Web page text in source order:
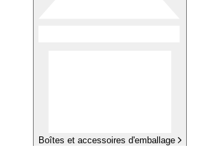
Boîtes et accessoires d'emballage